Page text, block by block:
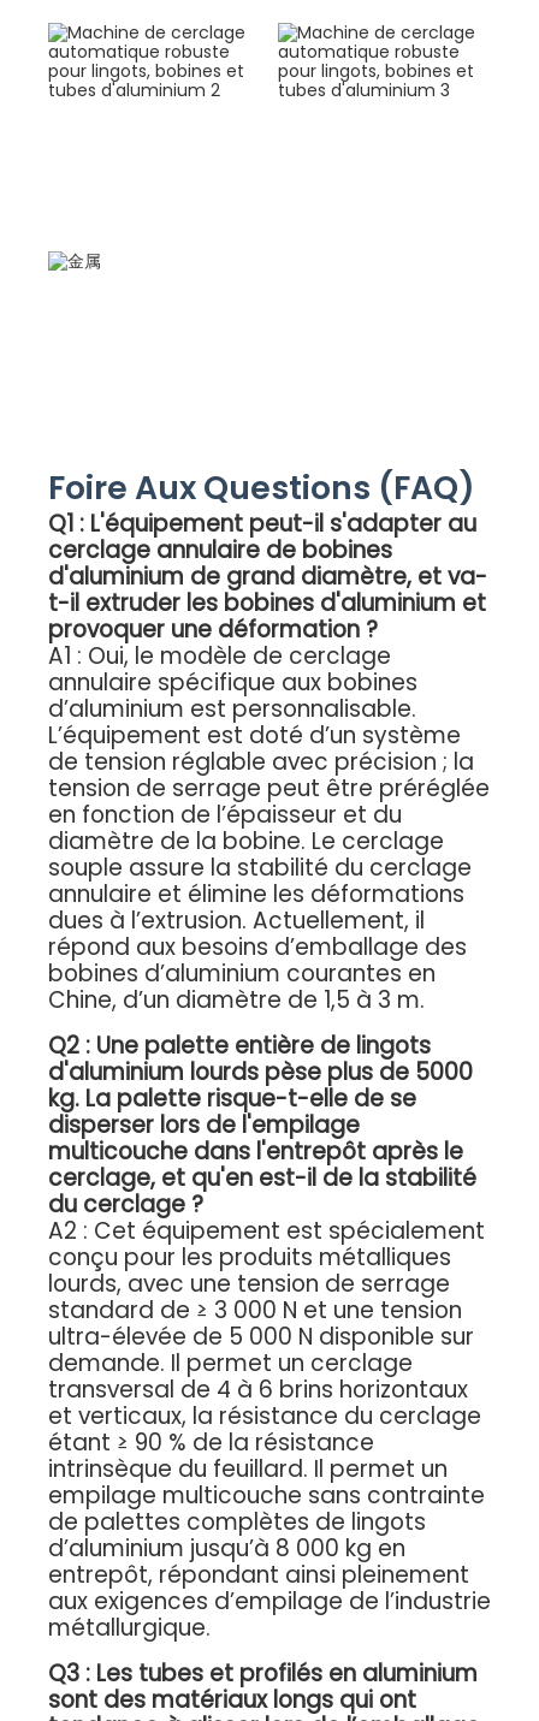
Foire Aux Questions (FAQ)
Q1 : L'équipement peut-il s'adapter au
cerclage annulaire de bobines
d'aluminium de grand diamètre, et va-
t-il extruder les bobines d'aluminium et
provoquer une déformation ?
A1 : Oui, le modèle de cerclage
annulaire spécifique aux bobines
d’aluminium est personnalisable.
L’équipement est doté d’un système
de tension réglable avec précision ; la
tension de serrage peut être préréglée
en fonction de l’épaisseur et du
diamètre de la bobine. Le cerclage
souple assure la stabilité du cerclage
annulaire et élimine les déformations
dues à l’extrusion. Actuellement, il
répond aux besoins d’emballage des
bobines d’aluminium courantes en
Chine, d’un diamètre de 1,5 à 3 m.
Q2 : Une palette entière de lingots
d'aluminium lourds pèse plus de 5000
kg. La palette risque-t-elle de se
disperser lors de l'empilage
multicouche dans l'entrepôt après le
cerclage, et qu'en est-il de la stabilité
du cerclage ?
A2 : Cet équipement est spécialement
conçu pour les produits métalliques
lourds, avec une tension de serrage
standard de ≥ 3 000 N et une tension
ultra-élevée de 5 000 N disponible sur
demande. Il permet un cerclage
transversal de 4 à 6 brins horizontaux
et verticaux, la résistance du cerclage
étant ≥ 90 % de la résistance
intrinsèque du feuillard. Il permet un
empilage multicouche sans contrainte
de palettes complètes de lingots
d’aluminium jusqu’à 8 000 kg en
entrepôt, répondant ainsi pleinement
aux exigences d’empilage de l’industrie
métallurgique.
Q3 : Les tubes et profilés en aluminium
sont des matériaux longs qui ont